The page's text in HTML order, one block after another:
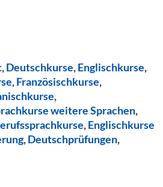
,Deutschkurse,Englischkurse,
,Französischkurse,
,
weitere Sprachen,
,Englischkurse
,Deutschprüfungen,